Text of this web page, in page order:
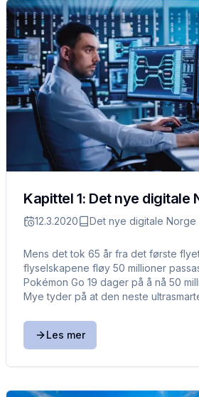
Kapittel 1: Det nye digitale
12.3.2020 Det nye digitale Norge
Mens det tok 65 år fra det første
flyselskapene fløy 50 millioner
Pokémon Go 19 dager på å nå 50
Mye tyder på at den neste
Les mer